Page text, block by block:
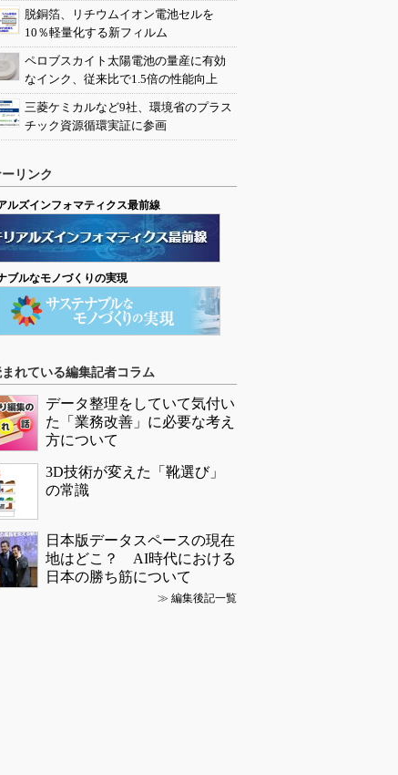
脱銅箔、リチウムイオン電池セルを
10％軽量化する新フィルム
ペロブスカイト太陽電池の量産に有効
なインク、従来比で1.5倍の性能向上
三菱ケミカルなど9社、環境省のプラス
チック資源循環実証に参画
リンク
ルズインフォマティクス最前線
ブルなモノづくりの実現
れている編集記者コラム
データ整理をしていて気付い
た「業務改善」に必要な考え
方について
3D技術が変えた「靴選び」
の常識
日本版データスペースの現在
地はどこ？ AI時代における
日本の勝ち筋について
≫ 編集後記一覧